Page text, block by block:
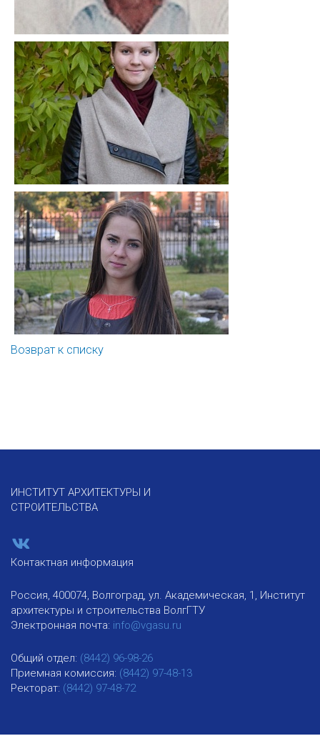
Возврат к списку
ИНСТИТУТ АРХИТЕКТУРЫ И
СТРОИТЕЛЬСТВА
Контактная информация
Россия, 400074, Волгоград, ул. Академическая, 1, Институт
архитектуры и строительства ВолгГТУ
Электронная почта: info@vgasu.ru
Общий отдел: (8442) 96-98-26
Приемная комиссия: (8442) 97-48-13
Ректорат: (8442) 97-48-72